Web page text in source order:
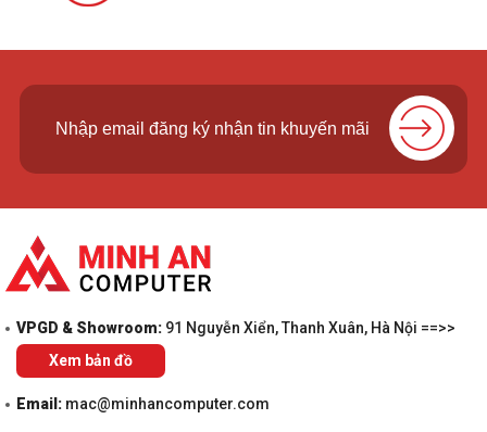
VPGD & Showroom: 91 Nguyễn Xiển, Thanh Xuân, Hà Nội ==>>
Xem bản đồ
Email: mac@minhancomputer.com